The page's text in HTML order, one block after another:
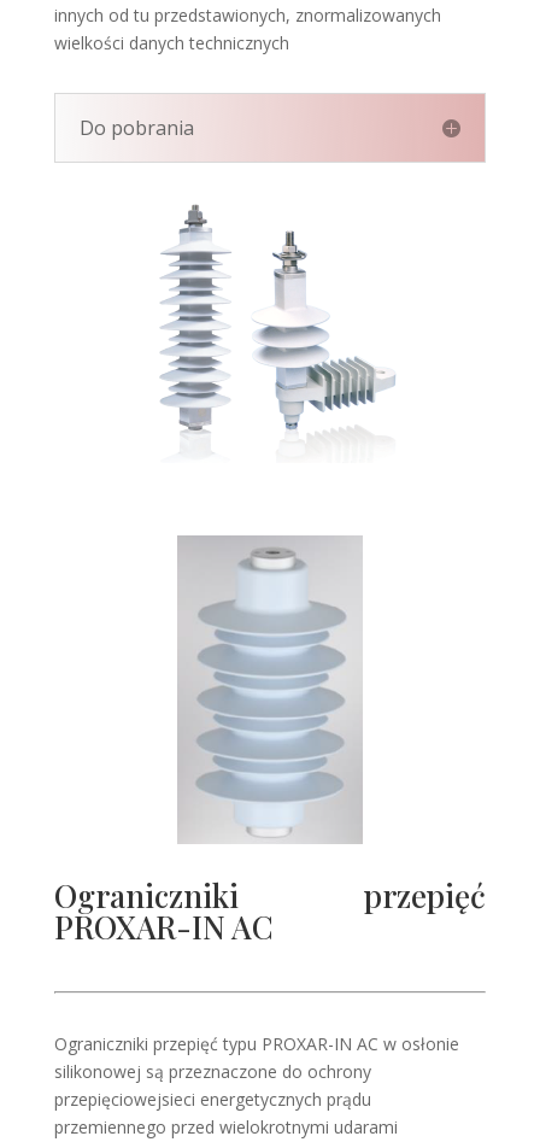
innych od tu przedstawionych, znormalizowanych
wielkości danych technicznych
Do pobrania
Ograniczniki przepięć
PROXAR-IN AC
Ograniczniki przepięć typu PROXAR-IN AC w osłonie
silikonowej są przeznaczone do ochrony
przepięciowejsieci energetycznych prądu
przemiennego przed wielokrotnymi udarami